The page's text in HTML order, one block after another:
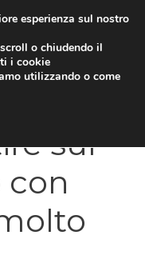
sui
con
esperienza sul nostro
o chiudendo il
i cookie
utilizzando o come